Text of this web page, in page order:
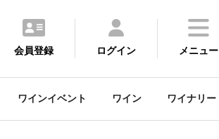
会員登録 ログイン メニュー
ワインイベント ワイン ワイナリー